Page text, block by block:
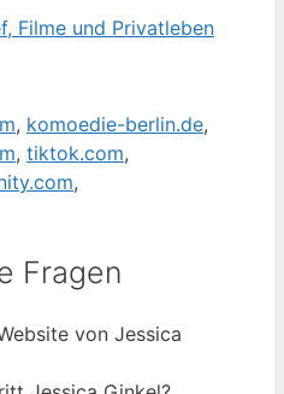
Filme und Privatleben
, komoedie-berlin.de,
, tiktok.com,
,
Fragen
von Jessica